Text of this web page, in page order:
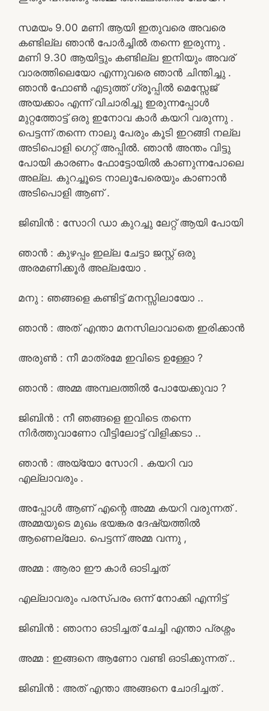
സമയം 9.00 മണി ആയി ഇതുവരെ അവരെ
കണ്ടില്ല ഞാൻ പോർച്ചിൽ തന്നെ ഇരുന്നു .
മണി 9.30 ആയിട്ടും കണ്ടില്ല ഇനിയും അവര്
വാരത്തിലെയോ എന്നുവരെ ഞാൻ ചിന്തിച്ചു .
ഞാൻ ഫോൺ എടുത്ത് ഗ്രൂപ്പിൽ മെസ്സേജ്
അയക്കാം എന്ന് വിചാരിച്ചു ഇരുന്നപ്പോൾ
മുറ്റത്തോട്ട് ഒരു ഇനോവ കാർ കയറി വരുന്നു .
പെട്ടന്ന് തന്നെ നാലു പേരും കൂടി ഇറങ്ങി നല്ല
അടിപൊളി ഗെറ്റ് അപ്പിൽ. ഞാൻ അന്തം വിട്ടു
പോയി കാരണം ഫോട്ടോയിൽ കാണുന്നപോലെ
അല്ല. കുറച്ചൂടെ നാലുപേരെയും കാണാൻ
അടിപൊളി ആണ് .
ജിബിൻ : സോറി ഡാ കുറച്ചു ലേറ്റ് ആയി പോയി
ഞാൻ : കുഴപ്പം ഇല്ല ചേട്ടാ ജസ്റ്റ് ഒരു
അരമണിക്കൂർ അല്ലയോ .
മനു : ഞങ്ങളെ കണ്ടിട്ട് മനസ്സിലായോ ..
ഞാൻ : അത് എന്താ മനസിലാവാതെ ഇരിക്കാൻ
അരുൺ : നീ മാത്രമേ ഇവിടെ ഉള്ളോ ?
ഞാൻ : അമ്മ അമ്പലത്തിൽ പോയേക്കുവാ ?
ജിബിൻ : നീ ഞങ്ങളെ ഇവിടെ തന്നെ
നിർത്തുവാണോ വീട്ടിലോട്ട് വിളിക്കടാ ..
ഞാൻ : അയ്യോ സോറി . കയറി വാ
എല്ലാവരും .
അപ്പോൾ ആണ് എന്റെ അമ്മ കയറി വരുന്നത് .
അമ്മയുടെ മുഖം ഭയങ്കര ദേഷ്യത്തിൽ
ആണെല്ലോ. പെട്ടന്ന് അമ്മ വന്നു ,
അമ്മ : ആരാ ഈ കാർ ഓടിച്ചത്
എല്ലാവരും പരസ്പരം ഒന്ന് നോക്കി എന്നിട്ട്
ജിബിൻ : ഞാനാ ഓടിച്ചത് ചേച്ചി എന്താ പ്രശ്നം
അമ്മ : ഇങ്ങനെ ആണോ വണ്ടി ഓടിക്കുന്നത് ..
ജിബിൻ : അത് എന്താ അങ്ങനെ ചോദിച്ചത് .